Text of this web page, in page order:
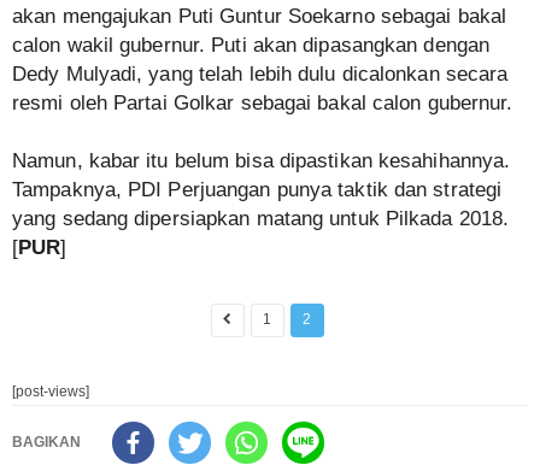
akan mengajukan Puti Guntur Soekarno sebagai bakal
calon wakil gubernur. Puti akan dipasangkan dengan
Dedy Mulyadi, yang telah lebih dulu dicalonkan secara
resmi oleh Partai Golkar sebagai bakal calon gubernur.
Namun, kabar itu belum bisa dipastikan kesahihannya.
Tampaknya, PDI Perjuangan punya taktik dan strategi
yang sedang dipersiapkan matang untuk Pilkada 2018.
[PUR]
1 2
[post-views]
BAGIKAN